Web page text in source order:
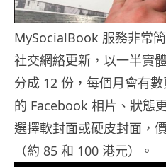
MySocialBook 服務非常
社交網絡更新，以一半實
分成 12 份，每個月會有
的 Facebook 相片、狀態
選擇軟封面或硬皮封面，
（約 85 和 100 港元）。